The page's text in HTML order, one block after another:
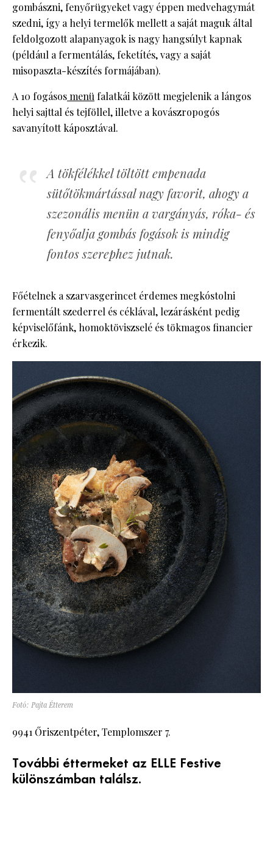
gombászni, fenyőrügyeket vagy éppen medvehagymát
szedni, így a helyi termelők mellett a saját maguk által
feldolgozott alapanyagok is nagy hangsúlyt kapnak
(például a fermentálás, feketítés, vagy a saját
misopaszta-készítés formájában).
A 10 fogásosmenü falatkái között megjelenik a lángos
helyi sajttal és tejföllel, illetve a kovászropogós
savanyított káposztával.
A tökfélékkel töltött empenada
sütőtökmártással nagy favorit, ahogy a
szezonális menün a vargányás, róka- és
fenyőalja gombás fogások is mindig
fontos szerephez jutnak.
Főételnek a szarvasgerincet érdemes megkóstolni
fermentált szederrel és céklával, lezárásként pedig
képviselőfánk, homoktöviszselé és tökmagos financier
érkezik.
Fotó: Pajta Étterem
9941 Őriszentpéter, Templomszer 7.
További éttermeket az ELLE Festive
különszámban találsz.